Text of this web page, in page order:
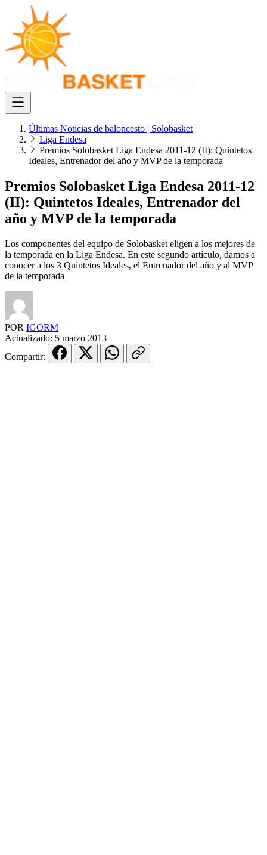
Últimas Noticias de baloncesto | Solobasket
Liga Endesa
Premios Solobasket Liga Endesa 2011-12 (II): Quintetos
Ideales, Entrenador del año y MVP de la temporada
Premios Solobasket Liga Endesa 2011-12
(II): Quintetos Ideales, Entrenador del
año y MVP de la temporada
Los componentes del equipo de Solobasket eligen a los mejores de
la temporada en la Liga Endesa. En este segundo artículo, damos a
conocer a los 3 Quintetos Ideales, el Entrenador del año y al MVP
de la temporada
POR IGORM
Actualizado: 5 marzo 2013
Compartir: